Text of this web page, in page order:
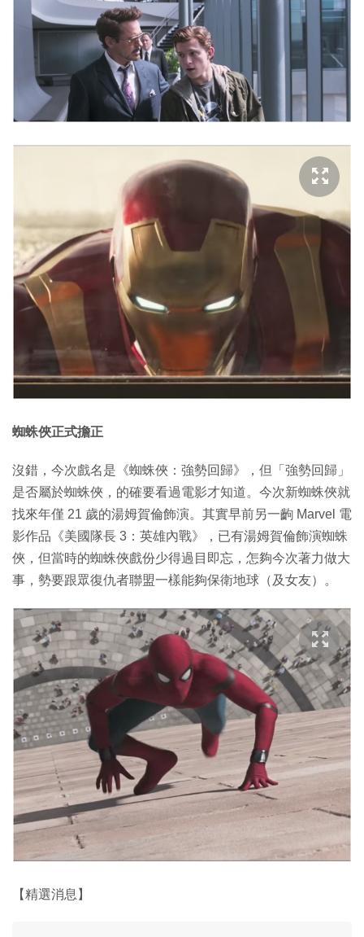
蜘蛛俠正式擔正
沒錯，今次戲名是《蜘蛛俠：強勢回歸》，但「強勢回歸」
是否屬於蜘蛛俠，的確要看過電影才知道。今次新蜘蛛俠就
找來年僅 21 歲的湯姆賀倫飾演。其實早前另一齣 Marvel 電
影作品《美國隊長 3：英雄內戰》，已有湯姆賀倫飾演蜘蛛
俠，但當時的蜘蛛俠戲份少得過目即忘，怎夠今次著力做大
事，勢要跟眾復仇者聯盟一樣能夠保衛地球（及女友）。
【精選消息】